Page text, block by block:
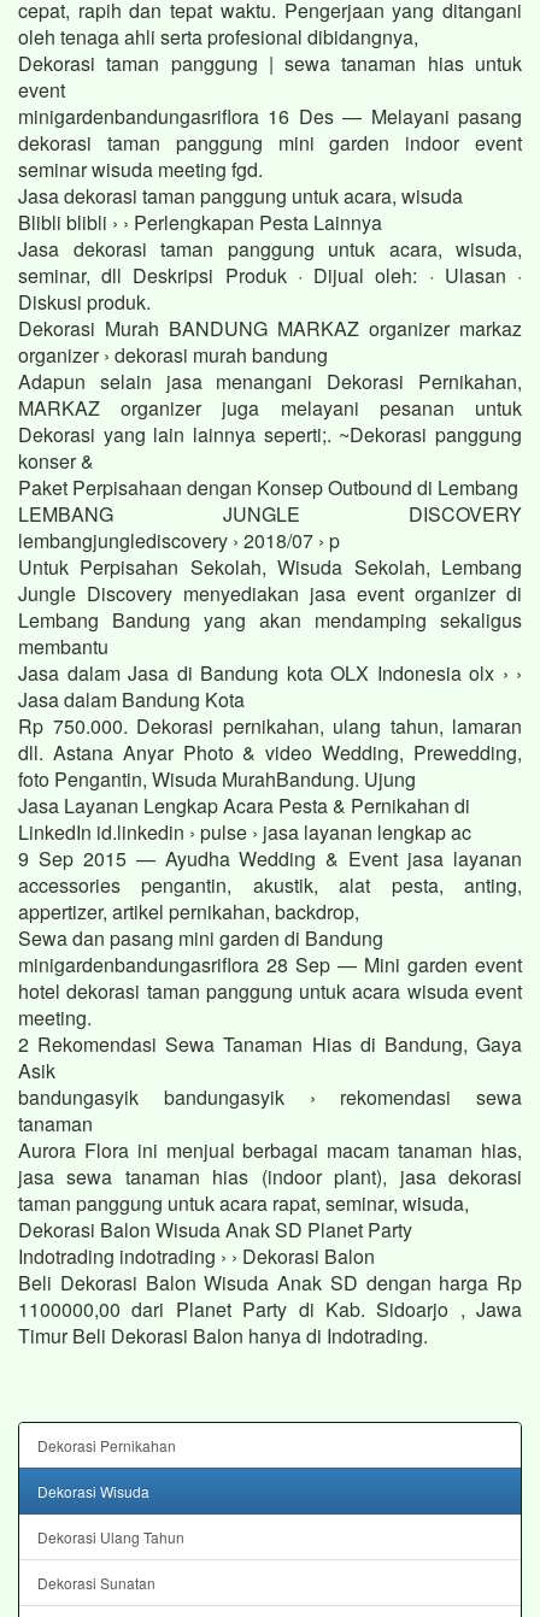
cepat, rapih dan tepat waktu. Pengerjaan yang ditangani
oleh tenaga ahli serta profesional dibidangnya,
Dekorasi taman panggung | sewa tanaman hias untuk
event
minigardenbandungasriflora 16 Des — Melayani pasang
dekorasi taman panggung mini garden indoor event
seminar wisuda meeting fgd.
Jasa dekorasi taman panggung untuk acara, wisuda
Blibli blibli › › Perlengkapan Pesta Lainnya
Jasa dekorasi taman panggung untuk acara, wisuda,
seminar, dll Deskripsi Produk · Dijual oleh: · Ulasan ·
Diskusi produk.
Dekorasi Murah BANDUNG MARKAZ organizer markaz
organizer › dekorasi murah bandung
Adapun selain jasa menangani Dekorasi Pernikahan,
MARKAZ organizer juga melayani pesanan untuk
Dekorasi yang lain lainnya seperti;. ~Dekorasi panggung
konser &
Paket Perpisahaan dengan Konsep Outbound di Lembang
LEMBANG JUNGLE DISCOVERY
lembangjunglediscovery › 2018/07 › p
Untuk Perpisahan Sekolah, Wisuda Sekolah, Lembang
Jungle Discovery menyediakan jasa event organizer di
Lembang Bandung yang akan mendamping sekaligus
membantu
Jasa dalam Jasa di Bandung kota OLX Indonesia olx › ›
Jasa dalam Bandung Kota
Rp 750.000. Dekorasi pernikahan, ulang tahun, lamaran
dll. Astana Anyar Photo & video Wedding, Prewedding,
foto Pengantin, Wisuda MurahBandung. Ujung
Jasa Layanan Lengkap Acara Pesta & Pernikahan di
LinkedIn id.linkedin › pulse › jasa layanan lengkap ac
9 Sep 2015 — Ayudha Wedding & Event jasa layanan
accessories pengantin, akustik, alat pesta, anting,
appertizer, artikel pernikahan, backdrop,
Sewa dan pasang mini garden di Bandung
minigardenbandungasriflora 28 Sep — Mini garden event
hotel dekorasi taman panggung untuk acara wisuda event
meeting.
2 Rekomendasi Sewa Tanaman Hias di Bandung, Gaya
Asik
bandungasyik bandungasyik › rekomendasi sewa
tanaman
Aurora Flora ini menjual berbagai macam tanaman hias,
jasa sewa tanaman hias (indoor plant), jasa dekorasi
taman panggung untuk acara rapat, seminar, wisuda,
Dekorasi Balon Wisuda Anak SD Planet Party
Indotrading indotrading › › Dekorasi Balon
Beli Dekorasi Balon Wisuda Anak SD dengan harga Rp
1100000,00 dari Planet Party di Kab. Sidoarjo , Jawa
Timur Beli Dekorasi Balon hanya di Indotrading.
Dekorasi Pernikahan
Dekorasi Wisuda
Dekorasi Ulang Tahun
Dekorasi Sunatan